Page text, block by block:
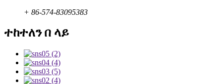
+ 86-574-83095383
ተከተለን በ ላይ